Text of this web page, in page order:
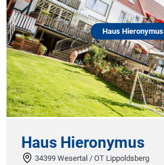
Haus Hieronymus
Haus Hieronymus
34399 Wesertal / OT Lippoldsberg